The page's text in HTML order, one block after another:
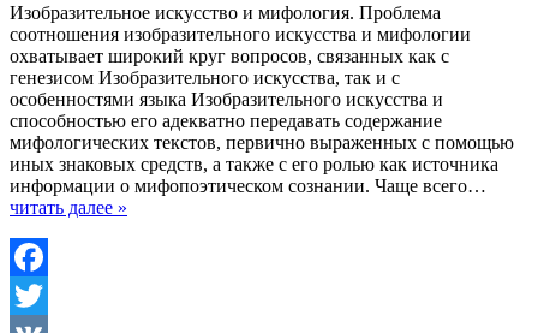
Изобразительное искусство и мифология. Проблема
соотношения изобразительного искусства и мифологии
охватывает широкий круг вопросов, связанных как с
генезисом Изобразительного искусства, так и с
особенностями языка Изобразительного искусства и
способностью его адекватно передавать содержание
мифологических текстов, первично выраженных с помощью
иных знаковых средств, а также с его ролью как источника
информации о мифопоэтическом сознании. Чаще всего…
читать далее »
Facebook